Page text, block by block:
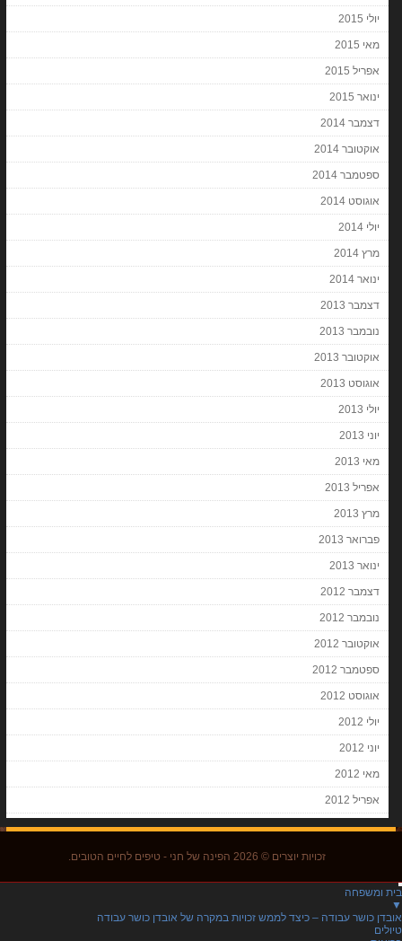
יולי 2015
מאי 2015
אפריל 2015
ינואר 2015
דצמבר 2014
אוקטובר 2014
ספטמבר 2014
אוגוסט 2014
יולי 2014
מרץ 2014
ינואר 2014
דצמבר 2013
נובמבר 2013
אוקטובר 2013
אוגוסט 2013
יולי 2013
יוני 2013
מאי 2013
אפריל 2013
מרץ 2013
פברואר 2013
ינואר 2013
דצמבר 2012
נובמבר 2012
אוקטובר 2012
ספטמבר 2012
אוגוסט 2012
יולי 2012
יוני 2012
מאי 2012
אפריל 2012
זכויות יוצרים © 2026 הפינה של חני - טיפים לחיים הטובים.
בית ומשפחה
▼
אובדן כושר עבודה – כיצד לממש זכויות במקרה של אובדן כושר עבודה
טיולים